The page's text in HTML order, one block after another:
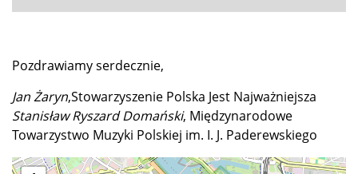
Pozdrawiamy serdecznie,
Jan Żaryn,Stowarzyszenie Polska Jest Najważniejsza
Stanisław Ryszard Domański, Międzynarodowe
Towarzystwo Muzyki Polskiej im. I. J. Paderewskiego